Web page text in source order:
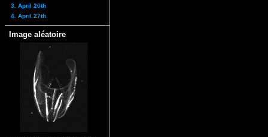
3. April 20th
4. April 27th
Image aléatoire